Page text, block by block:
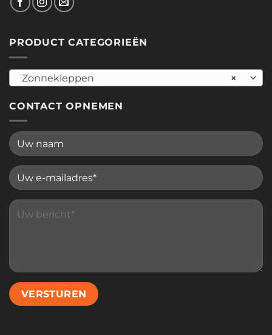
PRODUCT CATEGORIEËN
×
Zonnekleppen
CONTACT OPNEMEN
Please leave this field empty.